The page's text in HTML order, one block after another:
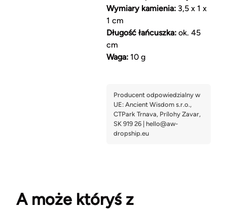
Wymiary kamienia:3,5 x 1 x
1 cm
Długość łańcuszka:ok. 45
cm
Waga:10 g
A może któryś z